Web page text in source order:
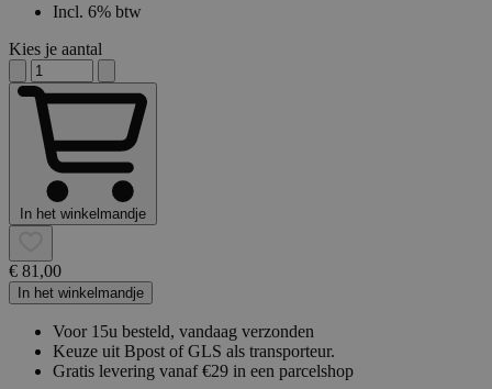
Incl. 6% btw
Kies je aantal
In het winkelmandje
€ 81,00
In het winkelmandje
Voor 15u besteld, vandaag verzonden
Keuze uit Bpost of GLS als transporteur.
Gratis levering vanaf €29 in een parcelshop